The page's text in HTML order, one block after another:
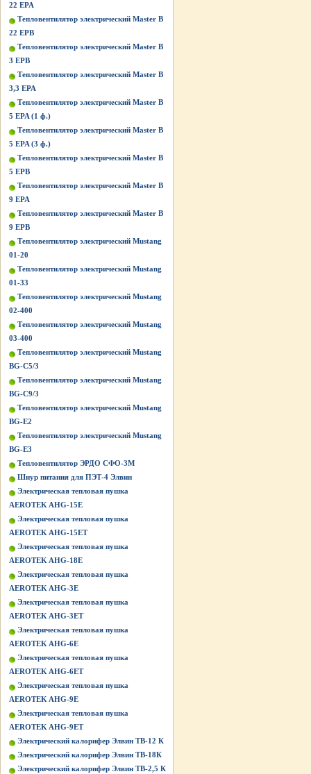
22 EPA
Тепловентилятор электрический Master B
22 EPB
Тепловентилятор электрический Master B
3 EPB
Тепловентилятор электрический Master B
3,3 EPA
Тепловентилятор электрический Master B
5 EPA (1 ф.)
Тепловентилятор электрический Master B
5 EPA (3 ф.)
Тепловентилятор электрический Master B
5 EPB
Тепловентилятор электрический Master B
9 EPA
Тепловентилятор электрический Master B
9 EPB
Тепловентилятор электрический Mustang
01-20
Тепловентилятор электрический Mustang
01-33
Тепловентилятор электрический Mustang
02-400
Тепловентилятор электрический Mustang
03-400
Тепловентилятор электрический Mustang
BG-C5/3
Тепловентилятор электрический Mustang
BG-C9/3
Тепловентилятор электрический Mustang
BG-Е2
Тепловентилятор электрический Mustang
BG-Е3
Тепловентилятор ЭРДО СФО-3М
Шнур питания для ПЭТ-4 Элвин
Электрическая тепловая пушка
AEROTEK AHG-15E
Электрическая тепловая пушка
AEROTEK AHG-15ET
Электрическая тепловая пушка
AEROTEK AHG-18E
Электрическая тепловая пушка
AEROTEK AHG-3E
Электрическая тепловая пушка
AEROTEK AHG-3ET
Электрическая тепловая пушка
AEROTEK AHG-6E
Электрическая тепловая пушка
AEROTEK AHG-6ET
Электрическая тепловая пушка
AEROTEK AHG-9E
Электрическая тепловая пушка
AEROTEK AHG-9ET
Электрический калорифер Элвин ТВ-12 К
Электрический калорифер Элвин ТВ-18К
Электрический калорифер Элвин ТВ-2,5 К